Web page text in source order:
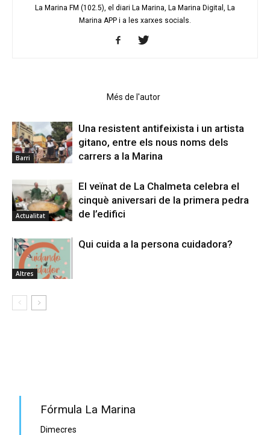
La Marina FM (102.5), el diari La Marina, La Marina Digital, La
Marina APP i a les xarxes socials.
Més de l'autor
Barri
Una resistent antifeixista i un artista
gitano, entre els nous noms dels
carrers a la Marina
Actualitat
El veïnat de La Chalmeta celebra el
cinquè aniversari de la primera pedra
de l’edifici
Altres
Qui cuida a la persona cuidadora?
Fórmula La Marina
Dimecres